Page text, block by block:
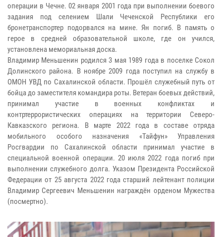
операции в Чечне. 02 января 2001 года при выполнении боевого
задания под селением Шали Чеченской Республики его
бронетранспортер подорвался на мине. Ян погиб. В память о
герое в средней образовательной школе, где он учился,
установлена мемориальная доска.
Владимир Меньшенин родился 3 мая 1989 года в поселке Сокол
Долинского района. В ноябре 2009 года поступил на службу в
ОМОН УВД по Сахалинской области. Прошёл служебный путь от
бойца до заместителя командира роты. Ветеран боевых действий,
принимал участие в военных конфликтах и
контртеррористических операциях на территории Северо-
Кавказского региона. В марте 2022 года в составе отряда
мобильного особого назначения «Тайфун» Управления
Росгвардии по Сахалинской области принимал участие в
специальной военной операции. 20 июля 2022 года погиб при
выполнении служебного долга. Указом Президента Российской
Федерации от 25 августа 2022 года старший лейтенант полиции
Владимир Сергеевич Меньшенин награждён орденом Мужества
(посмертно).